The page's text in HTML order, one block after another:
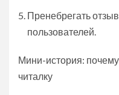
Пренебрегать
пользователей.
Мини-история:
читалку